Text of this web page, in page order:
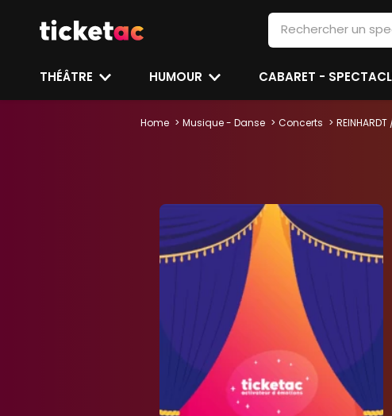
THÉÂTRE HUMOUR CABARET -
Home Musique - Danse Concerts